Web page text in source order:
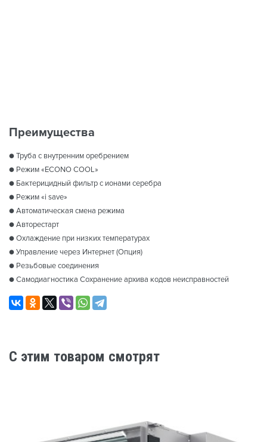
Преимущества
● Труба с внутренним оребрением
● Режим «ECONO COOL»
● Бактерицидный фильтр с ионами серебра
● Режим «i save»
● Автоматическая смена режима
● Авторестарт
● Охлаждение при низких температурах
● Управление через Интернет (Опция)
● Резьбовые соединения
● Самодиагностика Сохранение архива кодов неисправностей
C этим товаром смотрят